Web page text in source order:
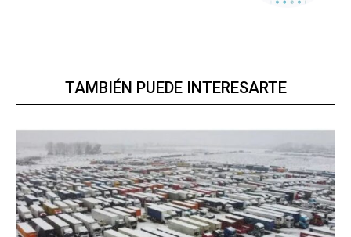
TAMBIÉN PUEDE INTERESARTE